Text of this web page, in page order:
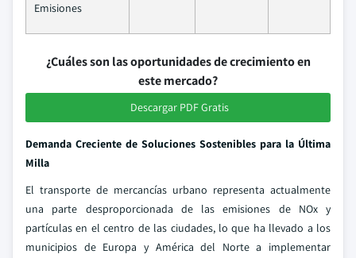
Emisiones
¿Cuáles son las oportunidades de crecimiento en
este mercado?
Descargar PDF Gratis
Demanda Creciente de Soluciones Sostenibles para la Última
Milla
El transporte de mercancías urbano representa actualmente
una parte desproporcionada de las emisiones de NOx y
partículas en el centro de las ciudades, lo que ha llevado a los
municipios de Europa y América del Norte a implementar